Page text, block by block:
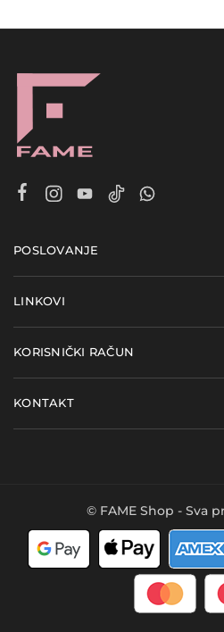
POSLOVANJE
LINKOVI
KORISNIČKI RAČUN
KONTAKT
© FAME Shop - Sva